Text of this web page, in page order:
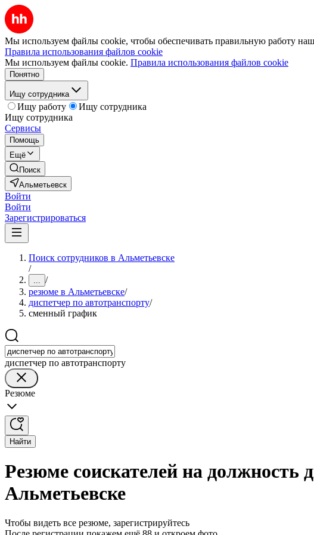
Мы используем файлы cookie, чтобы обеспечивать правильную работу
Правила использования файлов cookie
Мы используем файлы cookie. Правила использования файлов cookie
Понятно
Ищу сотрудника
Ищу работу
Ищу сотрудника
Ищу сотрудника
Сервисы
Помощь
Ещё
Поиск
Альметьевск
Войти
Войти
Зарегистрироваться
Поиск сотрудников в Альметьевске
/
... /
резюме в Альметьевске/
диспетчер по автотранспорту/
сменный график
диспетчер по автотранспорту
Резюме
Найти
Резюме соискателей на должность
Альметьевске
Чтобы видеть все резюме, зарегистрируйтесь